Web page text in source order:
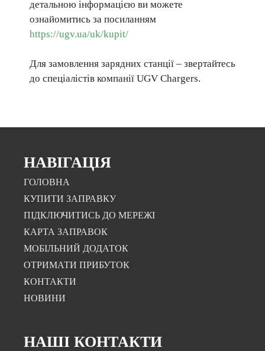
детальною інформацією ви можете
ознайомитись за посиланням
https://ugv.ua/uk/kupit/
Для замовлення зарядних станції – звертайтесь
до спеціалістів компанії UGV Chargers.
НАВІГАЦІЯ
ГОЛОВНА
КУПИТИ ЗАПРАВКУ
ПІДКЛЮЧИТИСЬ ДО МЕРЕЖІ
КАРТА ЗАПРАВОК
МОБІЛЬНИЙ ДОДАТОК
ОТРИМАТИ ПРИБУТОК
КОНТАКТИ
НОВИНИ
НАШІ КОНТАКТИ